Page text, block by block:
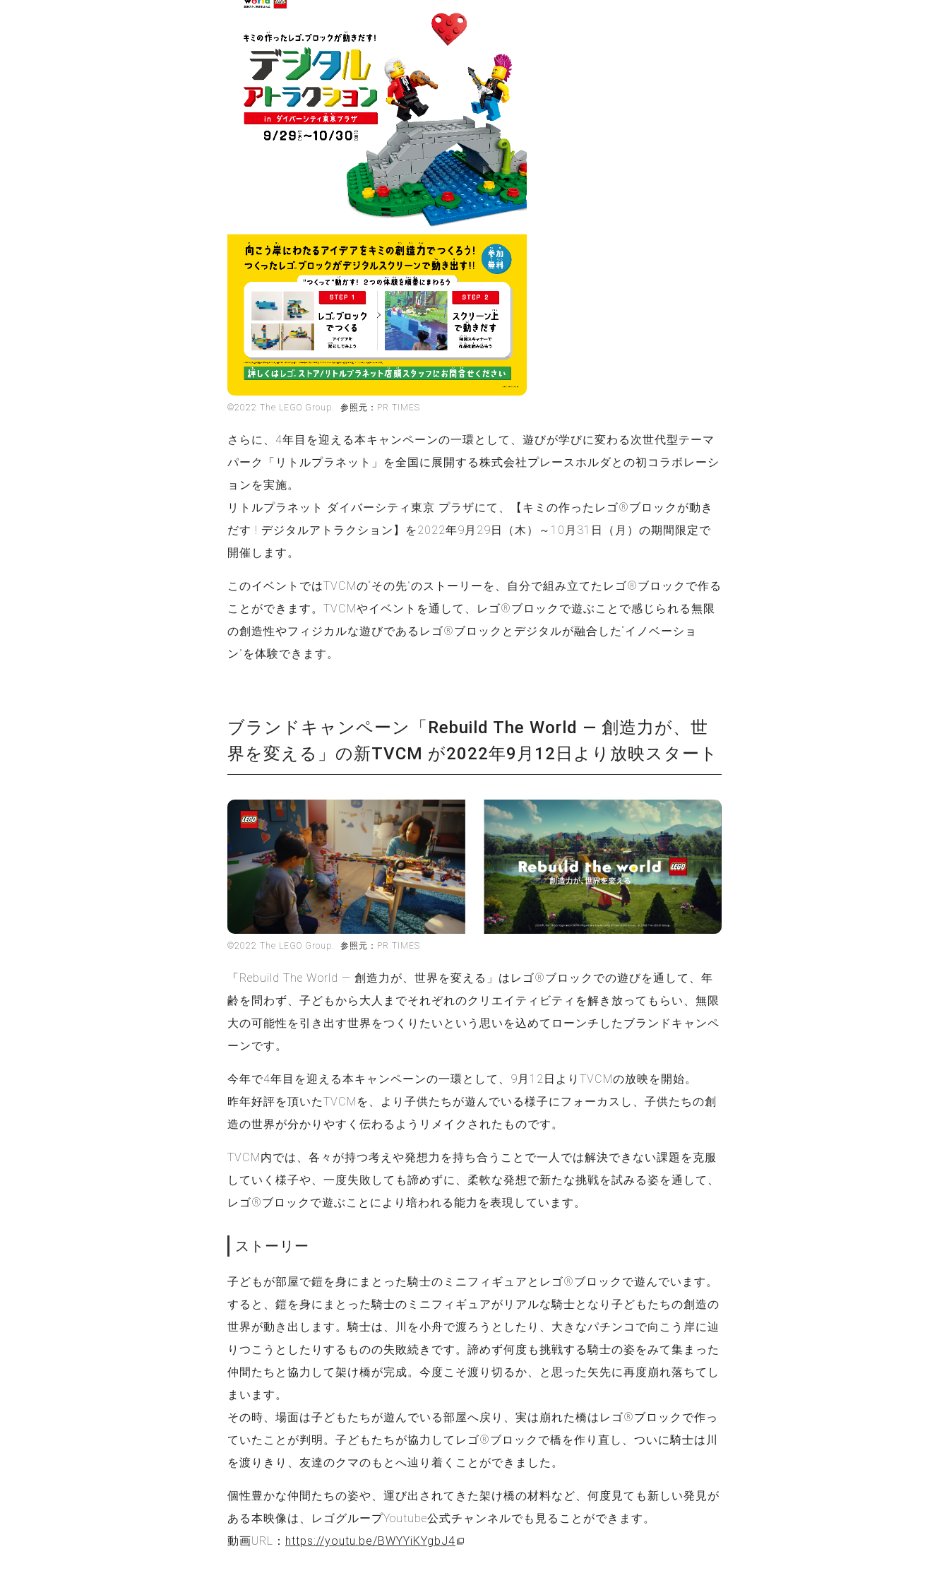
©2022 The LEGO Group. 参照元：PR TIMES
さらに、4年目を迎える本キャンペーンの一環として、遊びが学びに変わる次世代型テーマ
パーク「リトルプラネット」を全国に展開する株式会社プレースホルダとの初コラボレーシ
ョンを実施。
リトルプラネット ダイバーシティ東京 プラザにて、【キミの作ったレゴ®ブロックが動き
だす ! デジタルアトラクション】を2022年9月29日（木）～10月31日（月）の期間限定で
開催します。
このイベントではTVCMの“その先”のストーリーを、自分で組み立てたレゴ®ブロックで作る
ことができます。TVCMやイベントを通して、レゴ®ブロックで遊ぶことで感じられる無限
の創造性やフィジカルな遊びであるレゴ®ブロックとデジタルが融合した“イノベーショ
ン”を体験できます。
ブランドキャンペーン「Rebuild The World ― 創造力が、世
界を変える」の新TVCM が2022年9月12日より放映スタート
©2022 The LEGO Group. 参照元：PR TIMES
「Rebuild The World ― 創造力が、世界を変える」はレゴ®ブロックでの遊びを通して、年
齢を問わず、子どもから大人までそれぞれのクリエイティビティを解き放ってもらい、無限
大の可能性を引き出す世界をつくりたいという思いを込めてローンチしたブランドキャンペ
ーンです。
今年で4年目を迎える本キャンペーンの一環として、9月12日よりTVCMの放映を開始。
昨年好評を頂いたTVCMを、より子供たちが遊んでいる様子にフォーカスし、子供たちの創
造の世界が分かりやすく伝わるようリメイクされたものです。
TVCM内では、各々が持つ考えや発想力を持ち合うことで一人では解決できない課題を克服
していく様子や、一度失敗しても諦めずに、柔軟な発想で新たな挑戦を試みる姿を通して、
レゴ®ブロックで遊ぶことにより培われる能力を表現しています。
ストーリー
子どもが部屋で鎧を身にまとった騎士のミニフィギュアとレゴ®ブロックで遊んでいます。
すると、鎧を身にまとった騎士のミニフィギュアがリアルな騎士となり子どもたちの創造の
世界が動き出します。騎士は、川を小舟で渡ろうとしたり、大きなパチンコで向こう岸に辿
りつこうとしたりするものの失敗続きです。諦めず何度も挑戦する騎士の姿をみて集まった
仲間たちと協力して架け橋が完成。今度こそ渡り切るか、と思った矢先に再度崩れ落ちてし
まいます。
その時、場面は子どもたちが遊んでいる部屋へ戻り、実は崩れた橋はレゴ®ブロックで作っ
ていたことが判明。子どもたちが協力してレゴ®ブロックで橋を作り直し、ついに騎士は川
を渡りきり、友達のクマのもとへ辿り着くことができました。
個性豊かな仲間たちの姿や、運び出されてきた架け橋の材料など、何度見ても新しい発見が
ある本映像は、レゴグループYoutube公式チャンネルでも見ることができます。
動画URL： https://youtu.be/BWYYiKYgbJ4